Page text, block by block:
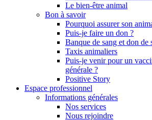
Le bien-être animal
Bon à savoir
Pourquoi assurer son
Puis-je faire un don ?
Banque de sang et don de
Taxis animaliers
Puis-je venir pour un
générale ?
Positive Story
Espace professionnel
Informations générales
Nos services
Nous rejoindre